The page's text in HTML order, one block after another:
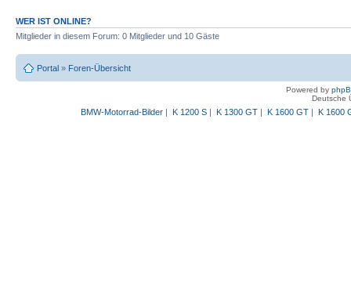
WER IST ONLINE?
Mitglieder in diesem Forum: 0 Mitglieder und 10 Gäste
Portal » Foren-Übersicht
Powered by
Deutsche
BMW-Motorrad-Bilder| K 1200 S| K 1300 GT| K 1600 GT| K 1600